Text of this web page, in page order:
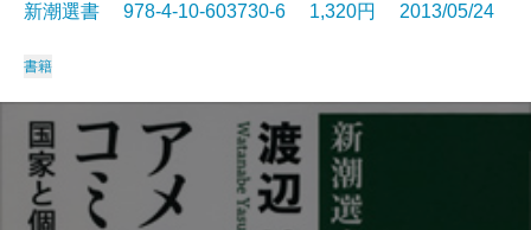
新潮選書 978-4-10-603730-6 1,320円 2013/05/24
書籍